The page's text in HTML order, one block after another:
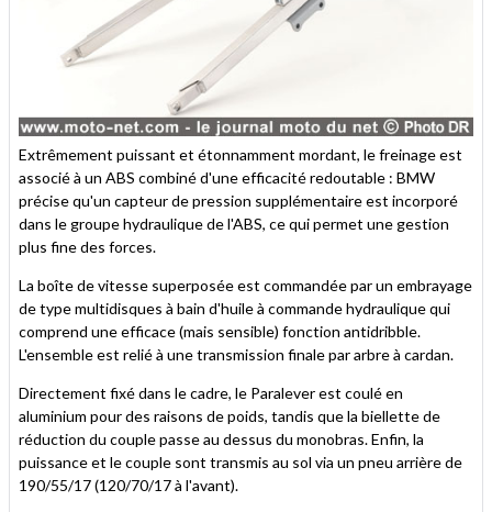
Extrêmement puissant et étonnamment mordant, le freinage est
associé à un ABS combiné d'une efficacité redoutable : BMW
précise qu'un capteur de pression supplémentaire est incorporé
dans le groupe hydraulique de l'ABS, ce qui permet une gestion
plus fine des forces.
La boîte de vitesse superposée est commandée par un embrayage
de type multidisques à bain d'huile à commande hydraulique qui
comprend une efficace (mais sensible) fonction antidribble.
L'ensemble est relié à une transmission finale par arbre à cardan.
Directement fixé dans le cadre, le Paralever est coulé en
aluminium pour des raisons de poids, tandis que la biellette de
réduction du couple passe au dessus du monobras. Enfin, la
puissance et le couple sont transmis au sol via un pneu arrière de
190/55/17 (120/70/17 à l'avant).